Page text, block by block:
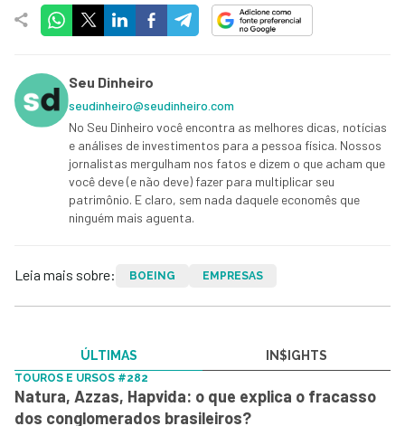
Seu Dinheiro
seudinheiro@seudinheiro.com
No Seu Dinheiro você encontra as melhores dicas, notícias
e análises de investimentos para a pessoa física. Nossos
jornalistas mergulham nos fatos e dizem o que acham que
você deve (e não deve) fazer para multiplicar seu
patrimônio. E claro, sem nada daquele economês que
ninguém mais aguenta.
Leia mais sobre: BOEING EMPRESAS
ÚLTIMAS IN$IGHTS
TOUROS E URSOS #282
Natura, Azzas, Hapvida: o que explica o fracasso
dos conglomerados brasileiros?